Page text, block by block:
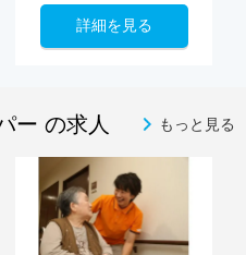
詳細を見る
ー の求人 もっと見る